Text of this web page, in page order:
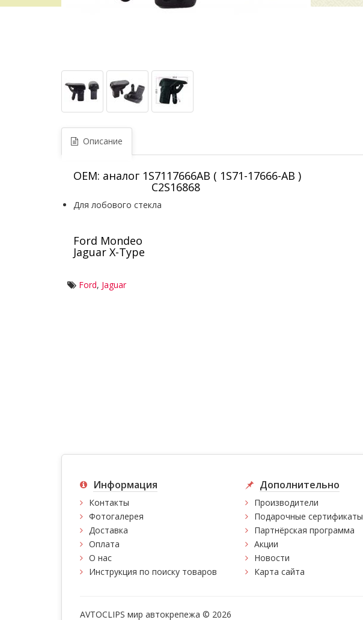
Описание
OEM: аналог 1S7117666AB ( 1S71-17666-AB )
C2S16868
Для лобового стекла
Ford Mondeo
Jaguar X-Type
Ford, Jaguar
Информация
Контакты
Фотогалерея
Доставка
Оплата
О нас
Инструкция по поиску товаров
Дополнительно
Производители
Подарочные сертификаты
Партнёрская программа
Акции
Новости
Карта сайта
AVTOCLIPS мир автокрепежа © 2026